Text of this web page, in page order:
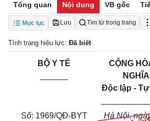
Tổng quan Nội dung VB gốc
Mục lục Lưu Tìm từ trong trang
Tình trạng hiệu lực: Đã biết
BỘ Y TẾ
CỘNG
Độc lập -
Số: 1969/QĐ-BYT
Hà Nội,